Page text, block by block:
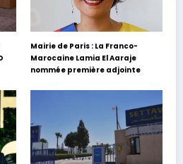
Mairie de Paris : La Franco-
Marocaine Lamia El Aaraje
nommée première adjointe